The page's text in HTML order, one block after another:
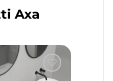
Axa